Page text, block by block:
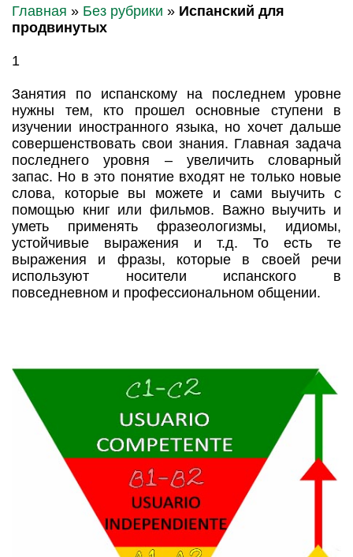
Главная » Без рубрики » Испанский для
продвинутых
1
Занятия по испанскому на последнем уровне
нужны тем, кто прошел основные ступени в
изучении иностранного языка, но хочет дальше
совершенствовать свои знания. Главная задача
последнего уровня – увеличить словарный
запас. Но в это понятие входят не только новые
слова, которые вы можете и сами выучить с
помощью книг или фильмов. Важно выучить и
уметь применять фразеологизмы, идиомы,
устойчивые выражения и т.д. То есть те
выражения и фразы, которые в своей речи
используют носители испанского в
повседневном и профессиональном общении.